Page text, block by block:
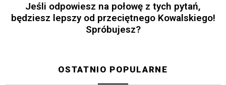
Jeśli odpowiesz na połowę z tych pytań,
będziesz lepszy od przeciętnego Kowalskiego!
Spróbujesz?
OSTATNIO POPULARNE